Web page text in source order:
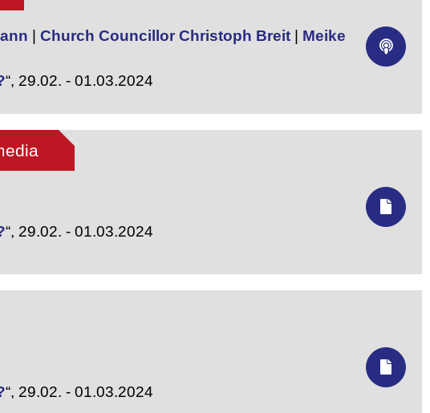
| Church Councillor Christoph Breit | Meike
“, 29.02. - 01.03.2024
“, 29.02. - 01.03.2024
“, 29.02. - 01.03.2024